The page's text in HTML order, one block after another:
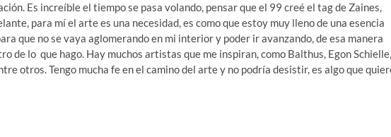
Es increíble el tiempo se pasa volando, pensar que el 99 creé el tag de Zaines,
para mí el arte es una necesidad, es como que estoy muy lleno de una esencia
que no se vaya aglomerando en mi interior y poder ir avanzando, de esa manera
de lo que hago. Hay muchos artistas que me inspiran, como Balthus, Egon Schielle,
otros. Tengo mucha fe en el camino del arte y no podría desistir, es algo que